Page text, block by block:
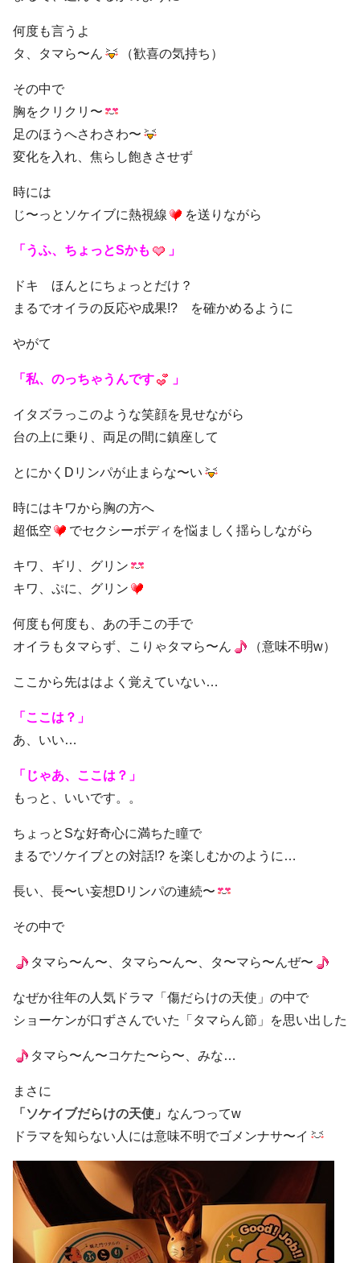
何度も言うよ
タ、タマら〜ん
（歓喜の気持ち）
その中で
胸をクリクリ〜
足のほうへさわさわ〜
変化を入れ、焦らし飽きさせず
時には
じ〜っとソケイブに熱視線
を送りながら
「うふ、ちょっとSかも 」
ドキ ほんとにちょっとだけ？
まるでオイラの反応や成果!? を確かめるように
やがて
「私、のっちゃうんです 」
イタズラっこのような笑顔を見せながら
台の上に乗り、両足の間に鎮座して
とにかくDリンパが止まらな〜い
時にはキワから胸の方へ
超低空
でセクシーボディを悩ましく揺らしながら
キワ、ギリ、グリン
キワ、ぷに、グリン
何度も何度も、あの手この手で
オイラもタマらず、こりゃタマら〜ん
（意味不明w）
ここから先ははよく覚えていない…
「ここは？」
あ、いい…
「じゃあ、ここは？」
もっと、いいです。。
ちょっとSな好奇心に満ちた瞳で
まるでソケイブとの対話!? を楽しむかのように…
長い、長〜い妄想Dリンパの連続〜
その中で
タマら〜ん〜、タマら〜ん〜、タ〜マら〜んぜ〜
なぜか往年の人気ドラマ「傷だらけの天使」の中で
ショーケンが口ずさんでいた「タマらん節」を思い出した
タマら〜ん〜コケた〜ら〜、みな…
まさに
「ソケイブだらけの天使」 なんつってw
ドラマを知らない人には意味不明でゴメンナサ〜イ